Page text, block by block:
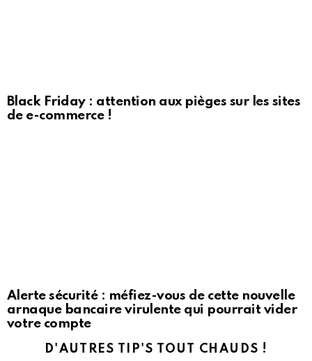
Black Friday : attention aux pièges sur les sites
de e-commerce !
Alerte sécurité : méfiez-vous de cette nouvelle
arnaque bancaire virulente qui pourrait vider
votre compte
D'AUTRES TIP'S TOUT CHAUDS !